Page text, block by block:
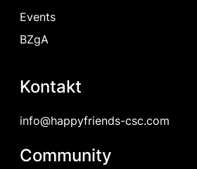
Events
BZgA
Kontakt
info@happyfriends-csc.com
Community